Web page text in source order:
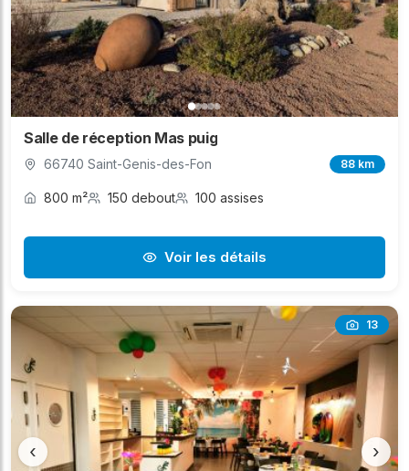
Salle de réception Mas puig
66740 Saint-Genis-des-Fon 88 km
800 m² 150 debout 100 assises
Voir les détails
13
‹ ›